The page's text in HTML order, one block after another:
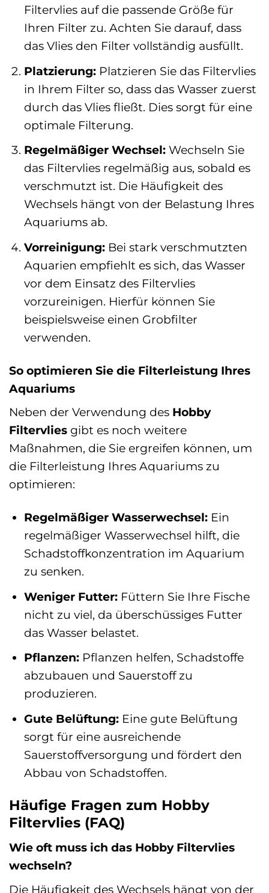
Filtervlies auf die passende Größe für
Ihren Filter zu. Achten Sie darauf, dass
das Vlies den Filter vollständig ausfüllt.
Platzierung:Platzieren Sie das Filtervlies
in Ihrem Filter so, dass das Wasser zuerst
durch das Vlies fließt. Dies sorgt für eine
optimale Filterung.
Regelmäßiger Wechsel:Wechseln Sie
das Filtervlies regelmäßig aus, sobald es
verschmutzt ist. Die Häufigkeit des
Wechsels hängt von der Belastung Ihres
Aquariums ab.
Vorreinigung:Bei stark verschmutzten
Aquarien empfiehlt es sich, das Wasser
vor dem Einsatz des Filtervlies
vorzureinigen. Hierfür können Sie
beispielsweise einen Grobfilter
verwenden.
So optimieren Sie die Filterleistung Ihres
Aquariums
Neben der Verwendung des Hobby
Filtervlies gibt es noch weitere
Maßnahmen, die Sie ergreifen können, um
die Filterleistung Ihres Aquariums zu
optimieren:
Regelmäßiger Wasserwechsel:Ein
regelmäßiger Wasserwechsel hilft, die
Schadstoffkonzentration im Aquarium
zu senken.
Weniger Futter:Füttern Sie Ihre Fische
nicht zu viel, da überschüssiges Futter
das Wasser belastet.
Pflanzen:Pflanzen helfen, Schadstoffe
abzubauen und Sauerstoff zu
produzieren.
Gute Belüftung:Eine gute Belüftung
sorgt für eine ausreichende
Sauerstoffversorgung und fördert den
Abbau von Schadstoffen.
Häufige Fragen zum Hobby
Filtervlies (FAQ)
Wie oft muss ich das Hobby Filtervlies
wechseln?
Die Häufigkeit des Wechsels hängt von der